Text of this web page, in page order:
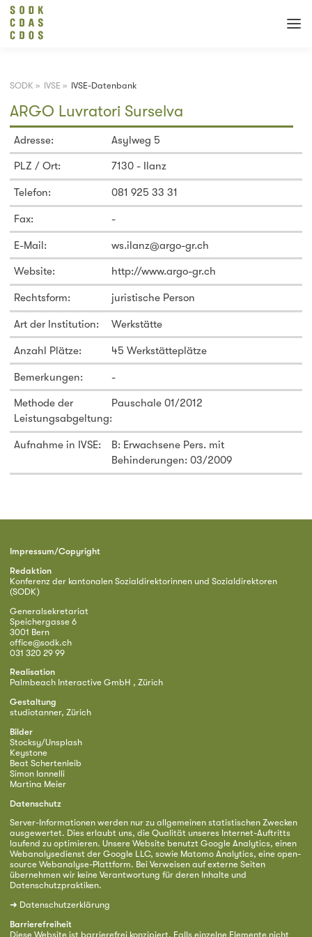
SODK » IVSE » IVSE-Datenbank
ARGO Luvratori Surselva
Adresse: Asylweg 5
PLZ / Ort: 7130 - Ilanz
Telefon: 081 925 33 31
Fax: -
E-Mail: ws.ilanz@argo-gr.ch
Website: http://www.argo-gr.ch
Rechtsform: juristische Person
Art der Institution: Werkstätte
Anzahl Plätze: 45 Werkstätteplätze
Bemerkungen: -
Methode der
Leistungsabgeltung:
Pauschale 01/2012
Aufnahme in IVSE:
B: Erwachsene Pers. mit
Behinderungen: 03/2009
Impressum/Copyright
Redaktion
Konferenz der kantonalen Sozialdirektorinnen und Sozialdirektoren
(SODK)
Generalsekretariat
Speichergasse 6
3001 Bern
office@sodk.ch
031 320 29 99
Realisation
Palmbeach Interactive GmbH , Zürich
Gestaltung
studiotanner, Zürich
Bilder
Stocksy/Unsplash
Keystone
Beat Schertenleib
Simon Iannelli
Martina Meier
Datenschutz
Server-Informationen werden nur zu allgemeinen statistischen Zwecken
ausgewertet. Dies erlaubt uns, die Qualität unseres Internet-Auftritts
laufend zu optimieren. Unsere Website benutzt Google Analytics, einen
Webanalysedienst der Google LLC, sowie Matomo Analytics, eine open-
source Webanalyse-Plattform. Bei Verweisen auf externe Seiten
übernehmen wir keine Verantwortung für deren Inhalte und
Datenschutzpraktiken.
➜ Datenschutzerklärung
Barrierefreiheit
Diese Website ist barrierefrei konzipiert. Falls einzelne Elemente nicht